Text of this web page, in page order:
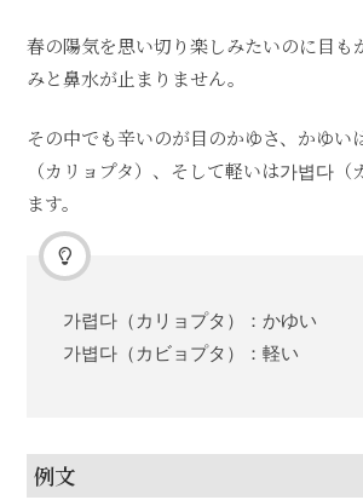
春の陽気を思い切り楽しみたいのに目も
みと鼻水が止まりません。
その中でも辛いのが目のかゆさ、かゆい
（カリョプタ）、そして軽いは가볍다（
ます。
가렵다（カリョプタ）：かゆい
가볍다（カビョプタ）：軽い
例文